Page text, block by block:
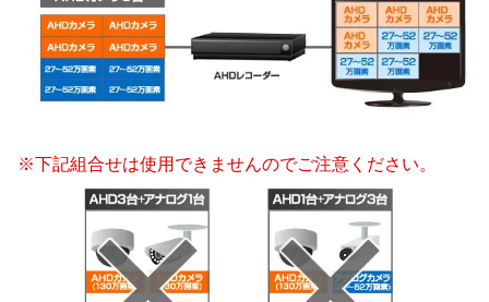
※下記組合せは使用できませんのでご注意ください。